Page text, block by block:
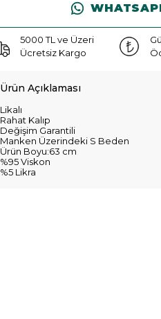
5000 TL ve Üzeri
Ücretsiz Kargo
Ürün Açıklaması
Likalı
Rahat Kalıp
Değişim Garantili
Manken Üzerindeki S Beden
Ürün Boyu:63 cm
%95 Viskon
%5 Likra